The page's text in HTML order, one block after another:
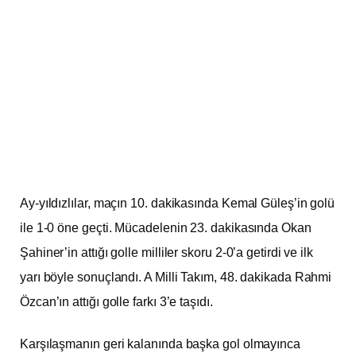
Ay-yıldızlılar, maçın 10. dakikasında Kemal Güleş’in golü
ile 1-0 öne geçti. Mücadelenin 23. dakikasında Okan
Şahiner’in attığı golle milliler skoru 2-0’a getirdi ve ilk
yarı böyle sonuçlandı. A Milli Takım, 48. dakikada Rahmi
Özcan’ın attığı golle farkı 3’e taşıdı.
Karşılaşmanın geri kalanında başka gol olmayınca